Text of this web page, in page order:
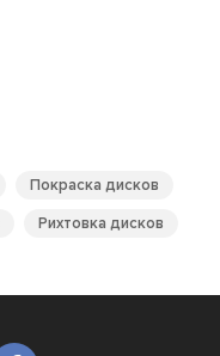
Покраска дисков
Рихтовка дисков